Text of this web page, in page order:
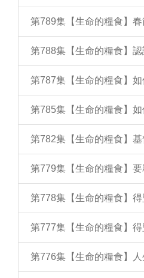
第789集【生命的糧食】
第788集【生命的糧食】
第787集【生命的糧食】
第785集【生命的糧食】
第782集【生命的糧食】
第779集【生命的糧食】
第778集【生命的糧食】
第777集【生命的糧食】
第776集【生命的糧食】